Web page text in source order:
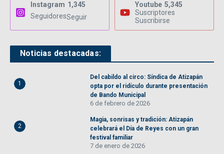
Instagram 1,345
SeguidoresSeguir
Youtube 5,345
Suscriptores
Suscribirse
Noticias destacadas:
1
Del cabildo al circo: Síndica de Atizapán
opta por el ridículo durante presentación
de Bando Municipal
6 de febrero de 2026
2
Magia, sonrisas y tradición: Atizapán
celebrará el Día de Reyes con un gran
festival familiar
7 de enero de 2026